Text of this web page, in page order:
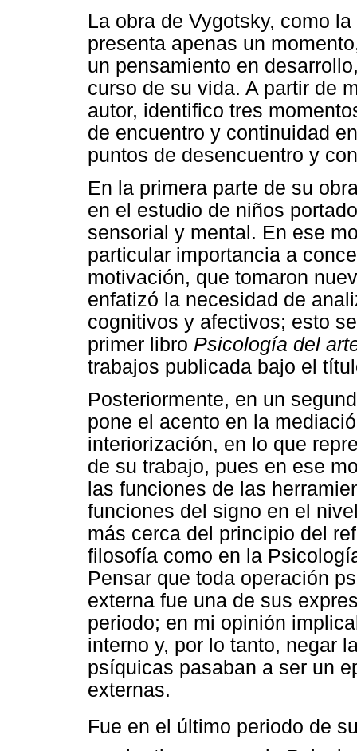
La obra de Vygotsky, como
presenta apenas un
un pensamiento en
curso de su vida. A partir de
autor, identifico tres
de encuentro y continuidad
puntos de desencuentro y
En la primera parte de su
en el estudio de niños
sensorial y mental. En ese
particular importancia a
motivación, que tomaron
enfatizó la necesidad de
cognitivos y afectivos; esto
primer libro Psicología del
trabajos publicada bajo el
Posteriormente, en un
pone el acento en la
interiorización, en lo que
de su trabajo, pues en ese
las funciones de las
funciones del signo en el
más cerca del principio del
filosofía como en la
Pensar que toda operación
externa fue una de sus
periodo; en mi opinión
interno y, por lo tanto, negar
psíquicas pasaban a ser un
externas.
Fue en el último periodo de